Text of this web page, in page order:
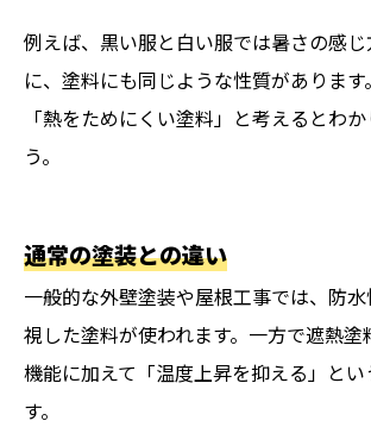
例えば、黒い服と白い服では暑さの感じ
に、塗料にも同じような性質がありま
「熱をためにくい塗料」と考えるとわ
う。
通常の塗装との違い
一般的な外壁塗装や屋根工事では、防
視した塗料が使われます。一方で遮熱塗
機能に加えて「温度上昇を抑える」と
す。